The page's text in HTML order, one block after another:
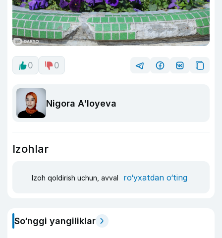
0 0
Nigora A'loyeva
Izohlar
Izoh qoldirish uchun, avval ro‘yxatdan o‘ting
So‘nggi yangiliklar